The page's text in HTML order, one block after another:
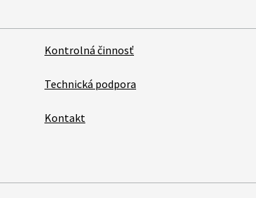
Kontrolná činnosť
Technická podpora
Kontakt